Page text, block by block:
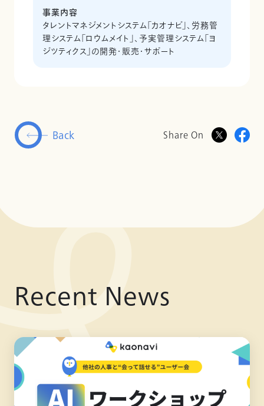
事業内容
タレントマネジメントシステム「カオナビ」、労務管
理システム「ロウムメイト」、予実管理システム「ヨ
ジツティクス」の開発・販売・サポート
Back Share On
Recent News